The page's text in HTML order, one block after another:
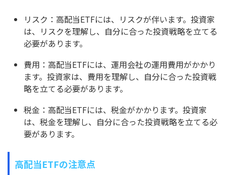
リスク：高配当ETFには、リスクが伴います。投資家
は、リスクを理解し、自分に合った投資戦略を立てる
必要があります。
費用：高配当ETFには、運用会社の運用費用がかかり
ます。投資家は、費用を理解し、自分に合った投資戦
略を立てる必要があります。
税金：高配当ETFには、税金がかかります。投資家
は、税金を理解し、自分に合った投資戦略を立てる必
要があります。
高配当ETFの注意点